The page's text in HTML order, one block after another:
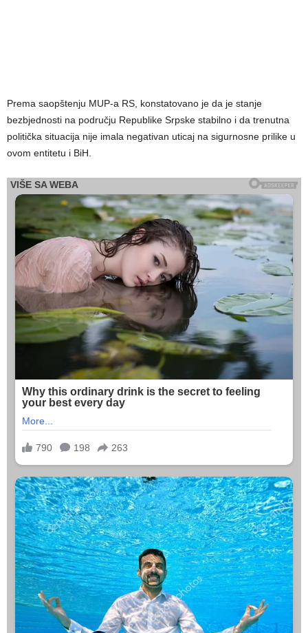
Prema saopštenju MUP-a RS, konstatovano je da je stanje
bezbjednosti na području Republike Srpske stabilno i da trenutna
politička situacija nije imala negativan uticaj na sigurnosne prilike u
ovom entitetu i BiH.